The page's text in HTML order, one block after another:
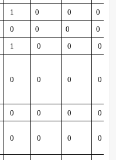
1 0 0
0
0 0 0 0
1 0 0
0
0 0 0 0
0 0 0
0
0 0 0 0